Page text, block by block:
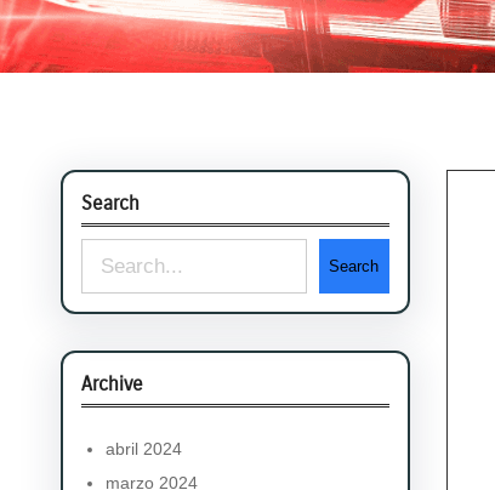
Search
e
a
r
Search
Archive
abril 2024
marzo 2024